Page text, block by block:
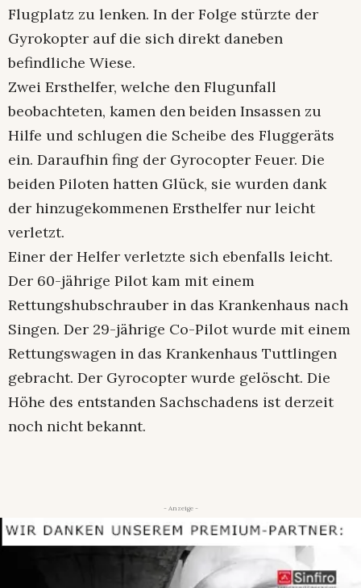
Flugplatz zu lenken. In der Folge stürzte der
Gyrokopter auf die sich direkt daneben
befindliche Wiese.
Zwei Ersthelfer, welche den Flugunfall
beobachteten, kamen den beiden Insassen zu
Hilfe und schlugen die Scheibe des Fluggeräts
ein. Daraufhin fing der Gyrocopter Feuer. Die
beiden Piloten hatten Glück, sie wurden dank
der hinzugekommenen Ersthelfer nur leicht
verletzt.
Einer der Helfer verletzte sich ebenfalls leicht.
Der 60-jährige Pilot kam mit einem
Rettungshubschrauber in das Krankenhaus nach
Singen. Der 29-jährige Co-Pilot wurde mit einem
Rettungswagen in das Krankenhaus Tuttlingen
gebracht. Der Gyrocopter wurde gelöscht. Die
Höhe des entstanden Sachschadens ist derzeit
noch nicht bekannt.
- Anzeige -